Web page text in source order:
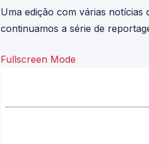
Uma edição com várias notícias
continuamos a série de
Fullscreen Mode